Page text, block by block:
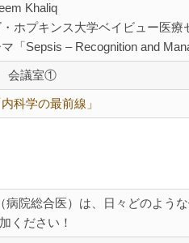
Khaliq
ホプキンス大学ベイビュー医療
「Sepsis – Recognition and
会議室①
科学の最前線」
院総合医）は、日々どのよう
ください！